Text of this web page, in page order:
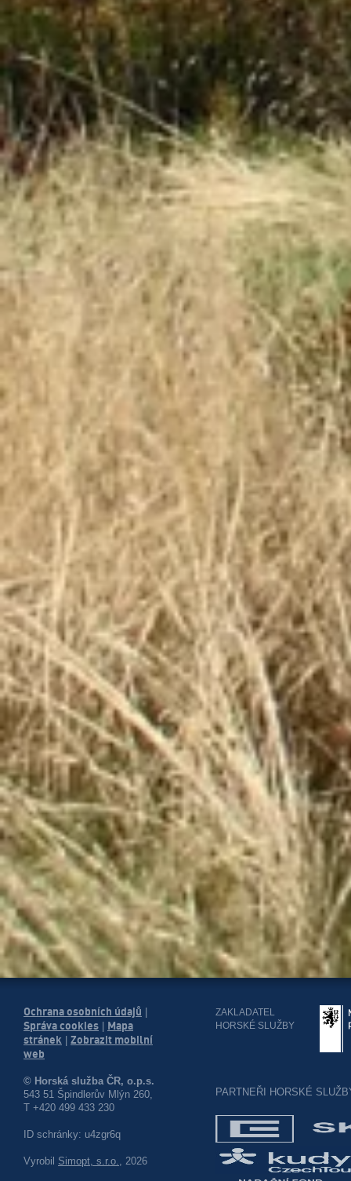
Ochrana osobních údajů
Správa cookies
Mapa
stránek
Zobrazit mobilní
web
© Horská služba ČR, o.p.s.
543 51 Špindlerův Mlýn 260,
T +420 499 433 230
ID schránky: u4zgr6q
Vyrobil Simopt, s.r.o., 2026
ZAKLADATEL
HORSKÉ SLUŽBY
PARTNEŘI HORSKÉ